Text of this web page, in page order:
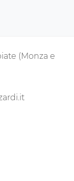
(Monza e